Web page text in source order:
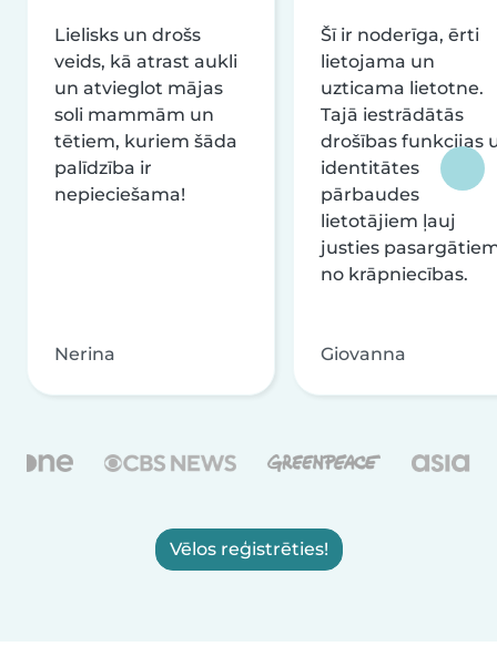
Lielisks un drošs
veids, kā atrast aukli
un atvieglot mājas
soli mammām un
tētiem, kuriem šāda
palīdzība ir
nepieciešama!
Nerina
Šī ir noderīga, ērti
lietojama un
uzticama lietotne.
Tajā iestrādātās
drošības funkcijas
identitātes
pārbaudes
lietotājiem ļauj
justies
no krāpniecības.
Giovanna
Vēlos reģistrēties!